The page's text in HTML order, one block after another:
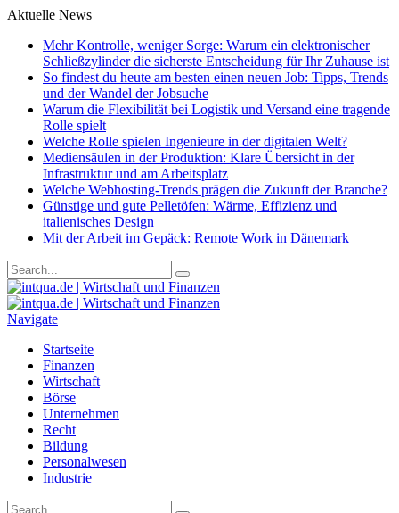
Aktuelle News
Mehr Kontrolle, weniger Sorge: Warum ein elektronischer
Schließzylinder die sicherste Entscheidung für Ihr Zuhause ist
So findest du heute am besten einen neuen Job: Tipps, Trends
und der Wandel der Jobsuche
Warum die Flexibilität bei Logistik und Versand eine tragende
Rolle spielt
Welche Rolle spielen Ingenieure in der digitalen Welt?
Mediensäulen in der Produktion: Klare Übersicht in der
Infrastruktur und am Arbeitsplatz
Welche Webhosting-Trends prägen die Zukunft der Branche?
Günstige und gute Pelletöfen: Wärme, Effizienz und
italienisches Design
Mit der Arbeit im Gepäck: Remote Work in Dänemark
Navigate
Startseite
Finanzen
Wirtschaft
Börse
Unternehmen
Recht
Bildung
Personalwesen
Industrie